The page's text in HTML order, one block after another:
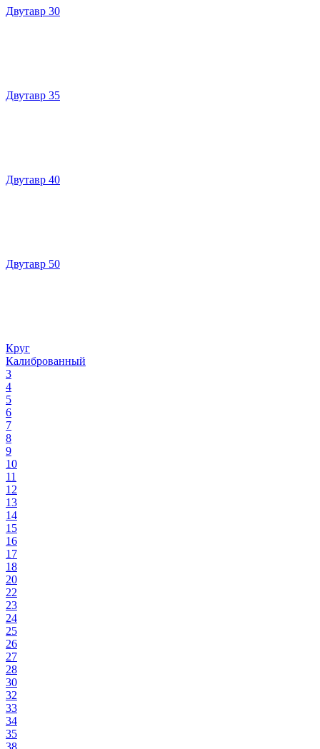
Двутавр 30
Двутавр 35
Двутавр 40
Двутавр 50
Круг
Калиброванный
3
4
5
6
7
8
9
10
11
12
13
14
15
16
17
18
20
22
23
24
25
26
27
28
30
32
33
34
35
38